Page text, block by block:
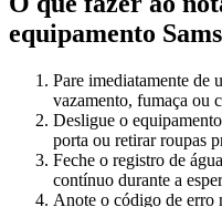
equipamento
Pare imediatamente de
vazamento, fumaça ou
Desligue o
porta ou retirar roupas
Feche o registro de
contínuo durante a
Anote o código de